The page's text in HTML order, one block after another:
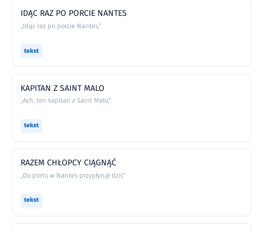
IDĄC RAZ PO PORCIE NANTES
„Idąc raz po porcie Nantes,”
tekst
KAPITAN Z SAINT MALO
„Ach, ten kapitan z Saint Malo,”
tekst
RAZEM CHŁOPCY CIĄGNĄĆ
„Do portu w Nantes przypłynął dziś”
tekst